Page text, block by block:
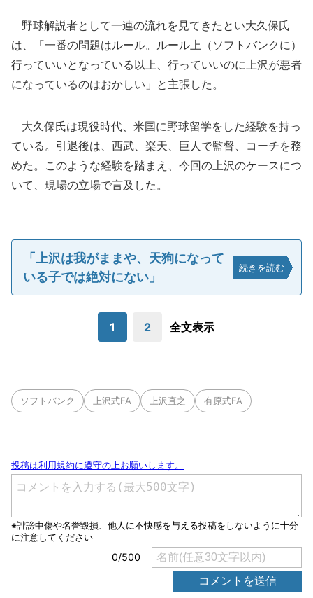
野球解説者として一連の流れを見てきたとい大久保氏
は、「一番の問題はルール。ルール上（ソフトバンクに）
行っていいとなっている以上、行っていいのに上沢が悪者
になっているのはおかしい」と主張した。
大久保氏は現役時代、米国に野球留学をした経験を持っ
ている。引退後は、西武、楽天、巨人で監督、コーチを務
めた。このような経験を踏まえ、今回の上沢のケースにつ
いて、現場の立場で言及した。
「上沢は我がままや、天狗になって
いる子では絶対にない」
続きを読む
1 2 全文表示
ソフトバンク 上沢式FA 上沢直之 有原式FA